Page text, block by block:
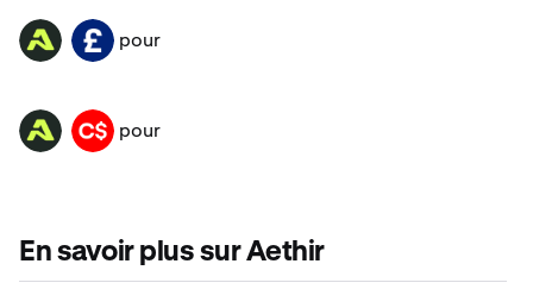
ATH GBP pour
ATH CAD pour
En savoir plus sur Aethir